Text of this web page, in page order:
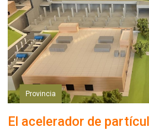
Provincia
El acelerador de